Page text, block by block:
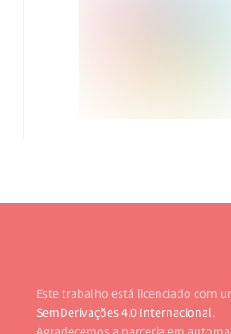
Este trabalho está licenciado com
SemDerivações 4.0 Internacional.